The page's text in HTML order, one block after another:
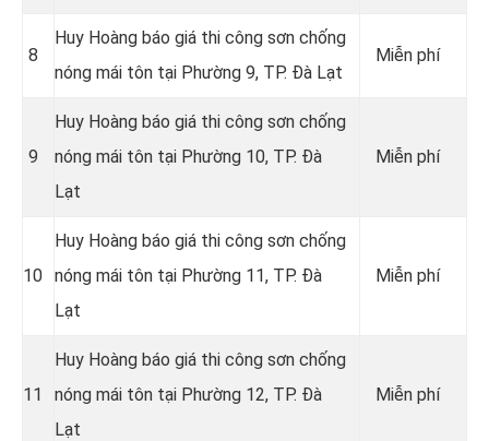
8
Huy Hoàng báo giá thi công sơn chống
nóng mái tôn tại Phường 9, TP. Đà Lạt
Miễn phí
9
Huy Hoàng báo giá thi công sơn chống
nóng mái tôn tại Phường 10, TP. Đà
Lạt
Miễn phí
10
Huy Hoàng báo giá thi công sơn chống
nóng mái tôn tại Phường 11, TP. Đà
Lạt
Miễn phí
11
Huy Hoàng báo giá thi công sơn chống
nóng mái tôn tại Phường 12, TP. Đà
Lạt
Miễn phí